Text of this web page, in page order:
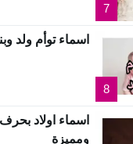
7
8
اسماء توأم ولد
ومميزة